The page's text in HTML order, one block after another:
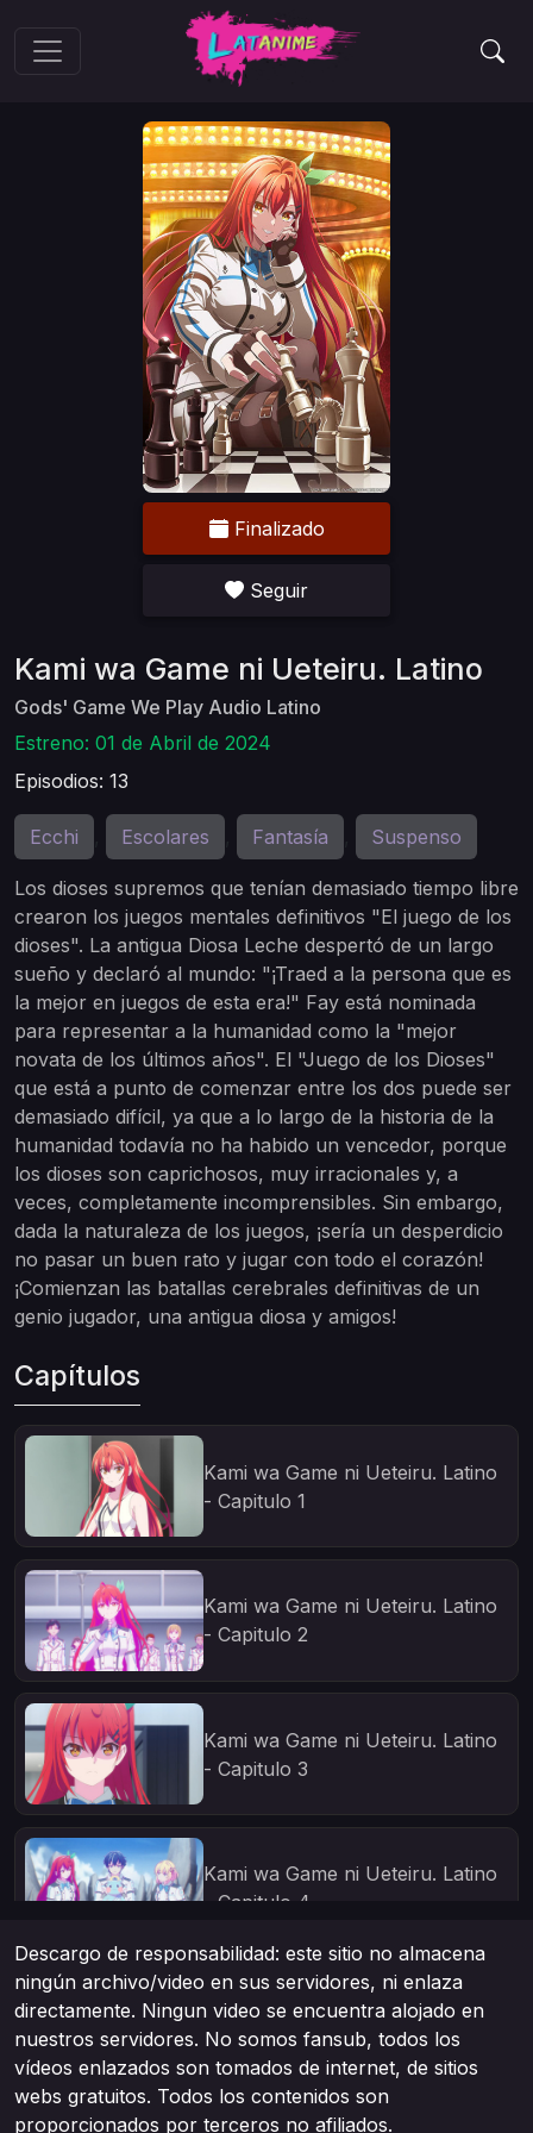
Finalizado
Seguir
Kami wa Game ni Ueteiru. Latino
Gods' Game We Play Audio Latino
Estreno: 01 de Abril de 2024
Episodios: 13
Ecchi Escolares Fantasía Suspenso
Los dioses supremos que tenían demasiado tiempo libre
crearon los juegos mentales definitivos "El juego de los
dioses". La antigua Diosa Leche despertó de un largo
sueño y declaró al mundo: "¡Traed a la persona que es
la mejor en juegos de esta era!" Fay está nominada
para representar a la humanidad como la "mejor
novata de los últimos años". El "Juego de los Dioses"
que está a punto de comenzar entre los dos puede ser
demasiado difícil, ya que a lo largo de la historia de la
humanidad todavía no ha habido un vencedor, porque
los dioses son caprichosos, muy irracionales y, a
veces, completamente incomprensibles. Sin embargo,
dada la naturaleza de los juegos, ¡sería un desperdicio
no pasar un buen rato y jugar con todo el corazón!
¡Comienzan las batallas cerebrales definitivas de un
genio jugador, una antigua diosa y amigos!
Capítulos
Kami wa Game ni Ueteiru. Latino
- Capitulo 1
Kami wa Game ni Ueteiru. Latino
- Capitulo 2
Kami wa Game ni Ueteiru. Latino
- Capitulo 3
Kami wa Game ni Ueteiru. Latino
- Capitulo 4
Kami wa Game ni Ueteiru. Latino
- Capitulo 5
Descargo de responsabilidad: este sitio no almacena
ningún archivo/video en sus servidores, ni enlaza
directamente. Ningun video se encuentra alojado en
nuestros servidores. No somos fansub, todos los
vídeos enlazados son tomados de internet, de sitios
webs gratuitos. Todos los contenidos son
proporcionados por terceros no afiliados.